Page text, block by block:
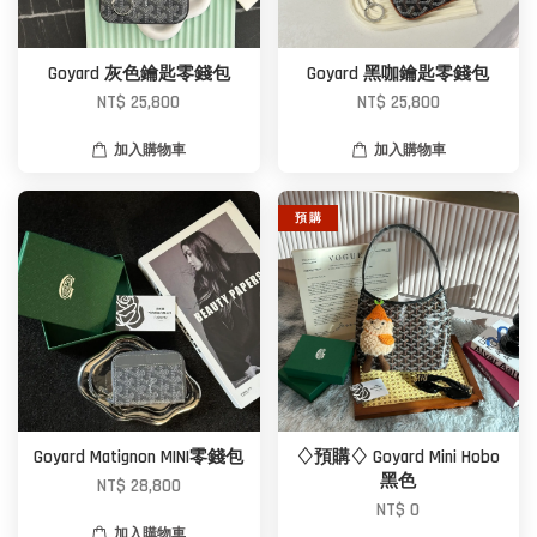
Goyard 灰色鑰匙零錢包
NT$ 25,800
加入購物車
Goyard 黑咖鑰匙零錢包
NT$ 25,800
加入購物車
Goyard Matignon MINI零錢包
NT$ 28,800
預 購
♢預購♢ Goyard Mini Hobo
黑色
NT$ 0